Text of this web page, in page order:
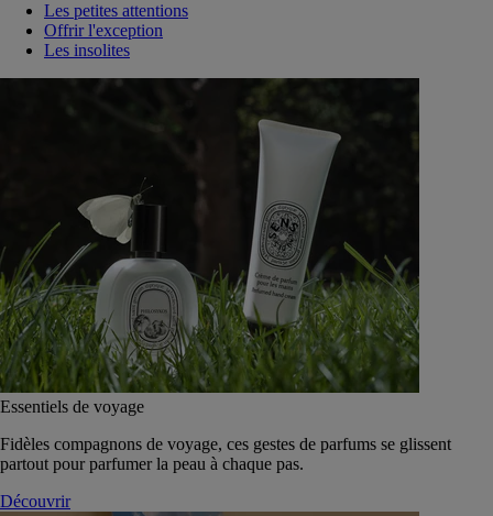
Les petites attentions
Offrir l'exception
Les insolites
Essentiels de voyage
Fidèles compagnons de voyage, ces gestes de parfums se glissent
partout pour parfumer la peau à chaque pas.
Découvrir